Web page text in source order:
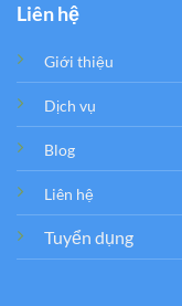
Liên hệ
Giới thiệu
Dịch vụ
Blog
Liên hệ
Tuyển dụng